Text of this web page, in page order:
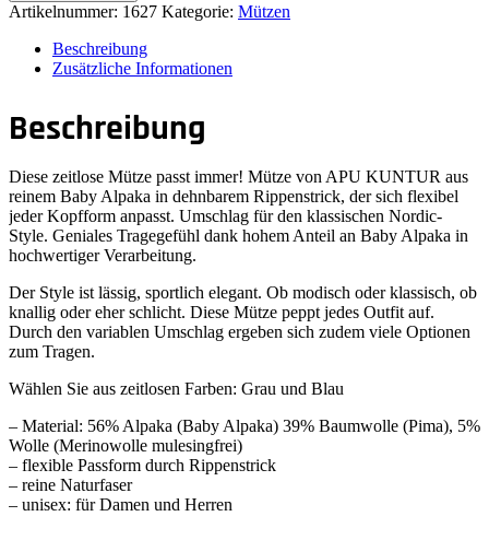
Artikelnummer: 1627 Kategorie: Mützen
Beschreibung
Zusätzliche Informationen
Beschreibung
Diese zeitlose Mütze passt immer! Mütze von APU KUNTUR aus
reinem Baby Alpaka in dehnbarem Rippenstrick, der sich flexibel
jeder Kopfform anpasst. Umschlag für den klassischen Nordic-
Style. Geniales Tragegefühl dank hohem Anteil an Baby Alpaka in
hochwertiger Verarbeitung.
Der Style ist lässig, sportlich elegant. Ob modisch oder klassisch, ob
knallig oder eher schlicht. Diese Mütze peppt jedes Outfit auf.
Durch den variablen Umschlag ergeben sich zudem viele Optionen
zum Tragen.
Wählen Sie aus zeitlosen Farben: Grau und Blau
– Material: 56% Alpaka (Baby Alpaka) 39% Baumwolle (Pima), 5%
Wolle (Merinowolle mulesingfrei)
– flexible Passform durch Rippenstrick
– reine Naturfaser
– unisex: für Damen und Herren